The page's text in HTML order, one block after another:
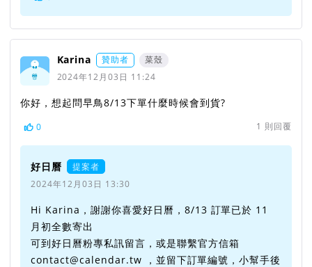
Karina 贊助者
菜殼
2024年12月03日 11:24
你好，想起問早鳥8/13下單什麼時候會到貨?
0 1 則回覆
好日曆
提案者
2024年12月03日 13:30
Hi Karina，謝謝你喜愛好日曆，8/13 訂單已於 11
月初全數寄出
可到好日曆粉專私訊留言，或是聯繫官方信箱
contact@calendar.tw ，並留下訂單編號，小幫手後